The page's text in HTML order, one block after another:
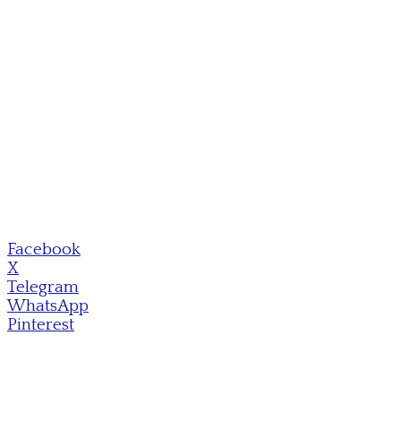
Facebook
X
Telegram
WhatsApp
Pinterest